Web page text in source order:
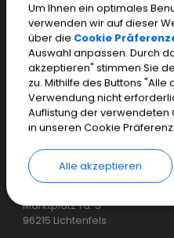
Mo.–Mi.
07.30 – 17.00 Uhr
Do.
07.30 – 18.00 Uhr
Fr.
07.30 – 12.00 Uhr
Einwohnermeldeamt,
spezielle Öffnungszeiten
Stadt Lichtenfels
Marktplatz 1 u. 5
96215 Lichtenfels
Um Ihnen ein optimales
verwenden wir auf dieser
über die Cookie
Auswahl anpassen. Durch
akzeptieren" stimmen Sie
zu. Mithilfe des Buttons
Verwendung nicht
Auflistung der verwendeten
in unseren Cookie
Alle akzeptieren